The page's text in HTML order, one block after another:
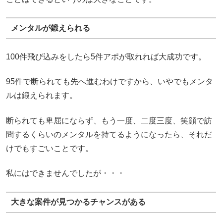
メンタルが鍛えられる
100件飛び込みをしたら5件アポが取れれば大成功です。
95件で断られても先へ進むわけですから、いやでもメンタ
ルは鍛えられます。
断られても卑屈にならず、もう一度、二度三度、笑顔で訪
問するくらいのメンタルを持てるようになったら、それだ
けでもすごいことです。
私にはできませんでしたが・・・
大きな案件が見つかるチャンスがある